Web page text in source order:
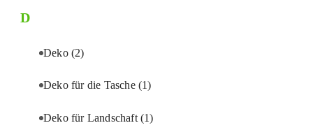
D
Deko (2)
Deko für die Tasche (1)
Deko für Landschaft (1)